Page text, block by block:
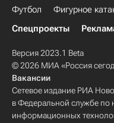
Футбол Фигурное
Спецпроекты
Версия 2023.1 Beta
© 2026 МИА «Россия
Вакансии
Сетевое издание РИА
в Федеральной службе по
информационных